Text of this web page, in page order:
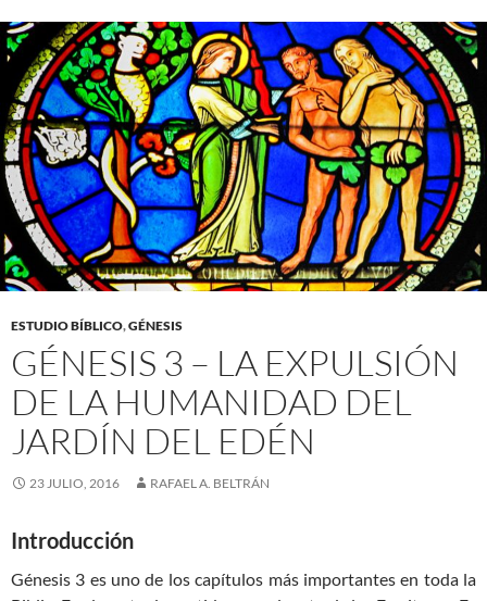
ESTUDIO BÍBLICO,GÉNESIS
GÉNESIS 3 – LA EXPULSIÓN
DE LA HUMANIDAD DEL
JARDÍN DEL EDÉN
23 JULIO, 2016 RAFAEL A. BELTRÁN
Introducción
Génesis 3 es uno de los capítulos más importantes en toda la